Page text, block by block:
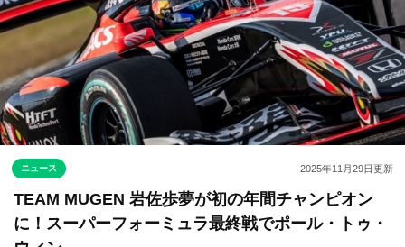
ニュース 2025年11月29日更新
TEAM MUGEN 岩佐歩夢が初の年間チャンピオン
に！スーパーフォーミュラ最終戦でポール・トゥ・